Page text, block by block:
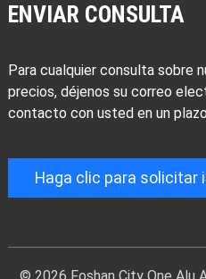
ENVIAR CONSULTA
Para cualquier consulta sobre
precios, déjenos su correo
contacto con usted en un
Haga clic para solicitar